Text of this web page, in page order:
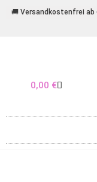
🚚 Versandkostenfrei ab
0,00 €